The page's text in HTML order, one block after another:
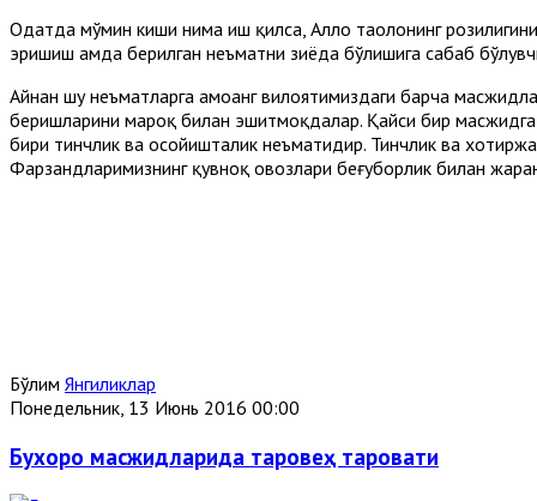
Одатда мўмин киши нима иш қилса, Аллоҳ таолонинг
эришиш ҳамда берилган неъматни зиёда бўлишига сабаб
Айнан шу неъматларга ҳамоҳанг вилоятимиздаги барча
беришларини мароқ билан эшитмоқдалар. Қайси бир
бири тинчлик ва осойишталик неъматидир. Тинчлик ва
Фарзандларимизнинг қувноқ овозлари беғуборлик билан
Бўлим Янгиликлар
Понедельник, 13 Июнь 2016 00:00
Бухоро масжидларида таровеҳ таровати